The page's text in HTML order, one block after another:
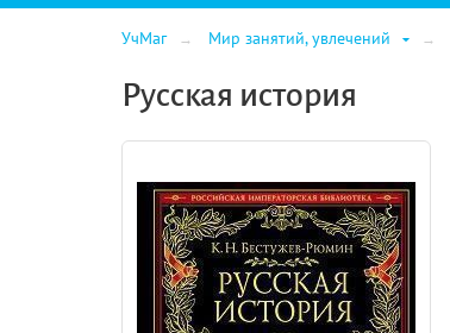
УчМаг Мир занятий, увлечений
Русская история